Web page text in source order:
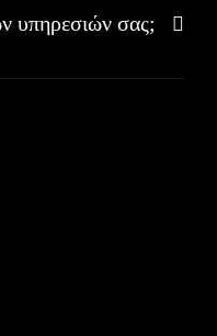
υπηρεσιών σας;